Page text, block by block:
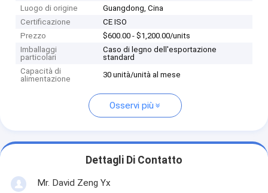
Luogo di origine
Guangdong, Cina
Certificazione
CE ISO
Prezzo
$600.00 - $1,200.00/units
Imballaggi
particolari
Caso di legno dell'esportazione
standard
Capacità di
alimentazione
30 unità/unità al mese
Osservi più
Dettagli Di Contatto
Mr. David Zeng Yx